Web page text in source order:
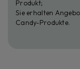
Produkt;
Sie erhalten
Candy-Produkte.